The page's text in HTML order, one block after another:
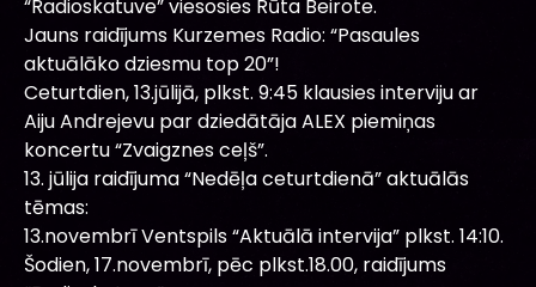
“Radioskatuve” viesosies Rūta Beirote.
Jauns raidījums Kurzemes Radio: “Pasaules
aktuālāko dziesmu top 20”!
Ceturtdien, 13.jūlijā, plkst. 9:45 klausies interviju ar
Aiju Andrejevu par dziedātāja ALEX piemiņas
koncertu “Zvaigznes ceļš”.
13. jūlija raidījuma “Nedēļa ceturtdienā” aktuālās
tēmas:
13.novembrī Ventspils “Aktuālā intervija” plkst. 14:10.
Šodien, 17.novembrī, pēc plkst.18.00, raidījums